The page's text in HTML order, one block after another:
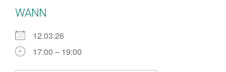
Projekte
WANN
12.03.26
17:00 – 19:00